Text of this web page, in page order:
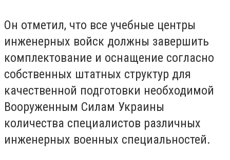
Он отметил, что все учебные центры
инженерных войск должны завершить
комплектование и оснащение согласно
собственных штатных структур для
качественной подготовки необходимой
Вооруженным Силам Украины
количества специалистов различных
инженерных военных специальностей.